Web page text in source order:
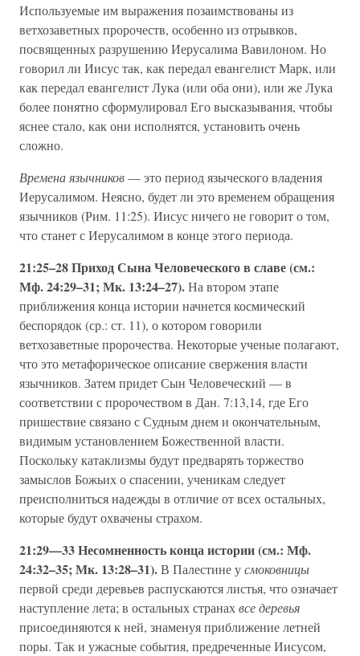
Используемые им выражения позаимствованы из
ветхозаветных пророчеств, особенно из отрывков,
посвященных разрушению Иерусалима Вавилоном. Но
говорил ли Иисус так, как передал евангелист Марк, или
как передал евангелист Лука (или оба они), или же Лука
более понятно сформулировал Его высказывания, чтобы
яснее стало, как они исполнятся, установить очень
сложно.
Времена язычников— это период языческого владения
Иерусалимом. Неясно, будет ли это временем обращения
язычников (Рим. 11:25). Иисус ничего не говорит о том,
что станет с Иерусалимом в конце этого периода.
21:25–28 Приход Сына Человеческого в славе (см.:
Мф. 24:29–31; Мк. 13:24–27).На втором этапе
приближения конца истории начнется космический
беспорядок (ср.: ст. 11), о котором говорили
ветхозаветные пророчества. Некоторые ученые полагают,
что это метафорическое описание свержения власти
язычников. Затем придет Сын Человеческий — в
соответствии с пророчеством в Дан. 7:13,14, где Его
пришествие связано с Судным днем и окончательным,
видимым установлением Божественной власти.
Поскольку катаклизмы будут предварять торжество
замыслов Божьих о спасении, ученикам следует
преисполниться надежды в отличие от всех остальных,
которые будут охвачены страхом.
21:29—33 Несомненность конца истории (см.: Мф.
24:32–35; Мк. 13:28–31).В Палестине усмоковницы
первой среди деревьев распускаются листья, что означает
наступление лета; в остальных странахвсе деревья
присоединяются к ней, знаменуя приближение летней
поры. Так и ужасные события, предреченные Иисусом,